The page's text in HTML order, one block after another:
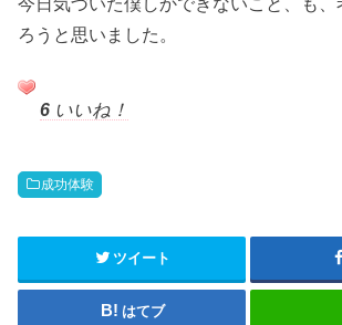
ろうと思いました。
6 いいね！
成功体験
ツイート
はてブ